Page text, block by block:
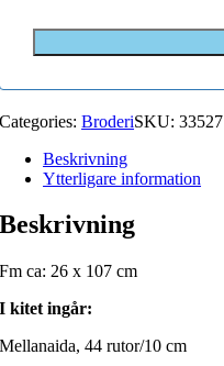
Categories:BroderiSKU:33527
Beskrivning
Ytterligare information
Beskrivning
Fm ca: 26 x 107 cm
I kitet ingår:
Mellanaida, 44 rutor/10 cm